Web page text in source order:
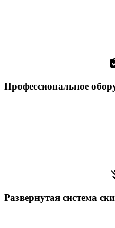
Профессиональное
Развернутая система